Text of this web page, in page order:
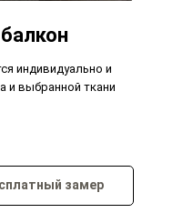
индивидуально и
и выбранной ткани
замер